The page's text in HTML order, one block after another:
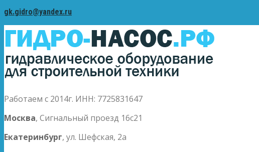
gk.gidro@yandex.ru
Работаем с 2014г. ИНН: 7725831647
Москва, Сигнальный проезд 16с21
Екатеринбург, ул. Шефская, 2а